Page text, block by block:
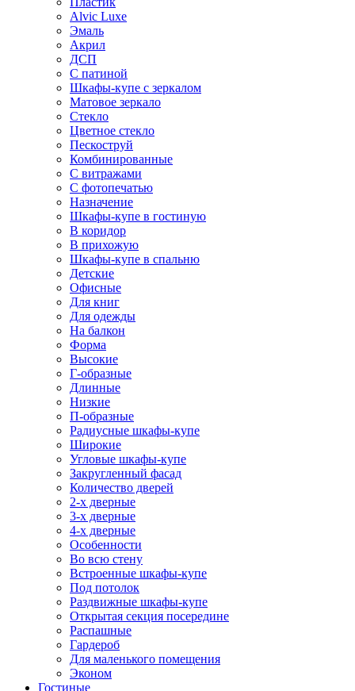
Alvic Luxe
Эмаль
Акрил
ДСП
С патиной
Шкафы-купе с зеркалом
Матовое зеркало
Стекло
Цветное стекло
Пескоструй
Комбинированные
С витражами
С фотопечатью
Назначение
Шкафы-купе в гостиную
В коридор
В прихожую
Шкафы-купе в спальню
Детские
Офисные
Для книг
Для одежды
На балкон
Форма
Высокие
Г-образные
Длинные
Низкие
П-образные
Радиусные шкафы-купе
Широкие
Угловые шкафы-купе
Закругленный фасад
Количество дверей
2-х дверные
3-х дверные
4-х дверные
Особенности
Во всю стену
Встроенные шкафы-купе
Под потолок
Раздвижные шкафы-купе
Открытая секция посередине
Распашные
Гардероб
Для маленького помещения
Эконом
Гостиные